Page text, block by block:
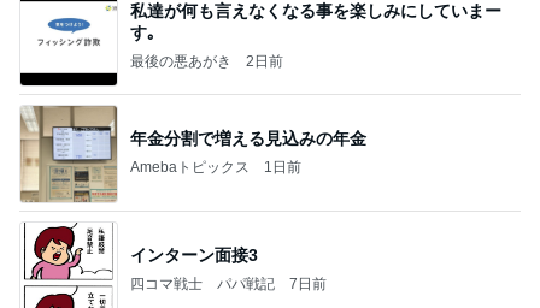
私達が何も言えなくなる事を楽しみにしていまー
す｡
最後の悪あがき 2日前
年金分割で増える見込みの年金
Amebaトピックス 1日前
インターン面接3
四コマ戦士 パパ戦記 7日前